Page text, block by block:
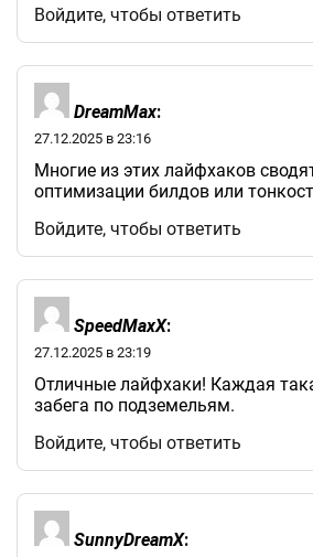
Войдите, чтобы ответить
DreamMax:
27.12.2025 в 23:16
Многие из этих лайфхаков
оптимизации билдов или
Войдите, чтобы ответить
SpeedMaxX:
27.12.2025 в 23:19
Отличные лайфхаки! Каждая
забега по подземельям.
Войдите, чтобы ответить
SunnyDreamX: